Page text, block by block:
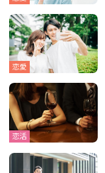
恋愛
恋活